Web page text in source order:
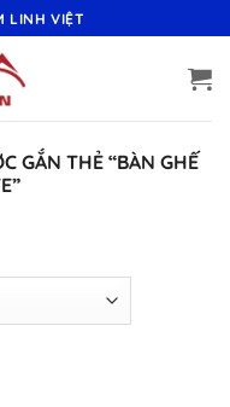
LINH VIỆT
GẮN THẺ “BÀN GHẾ